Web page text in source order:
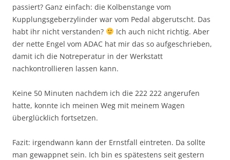
passiert? Ganz einfach: die Kolbenstange vom
Kupplungsgeberzylinder war vom Pedal abgerutscht. Das
habt ihr nicht verstanden?
Ich auch nicht richtig. Aber
der nette Engel vom ADAC hat mir das so aufgeschrieben,
damit ich die Notreperatur in der Werkstatt
nachkontrollieren lassen kann.
Keine 50 Minuten nachdem ich die 222 222 angerufen
hatte, konnte ich meinen Weg mit meinem Wagen
überglücklich fortsetzen.
Fazit: irgendwann kann der Ernstfall eintreten. Da sollte
man gewappnet sein. Ich bin es spätestens seit gestern